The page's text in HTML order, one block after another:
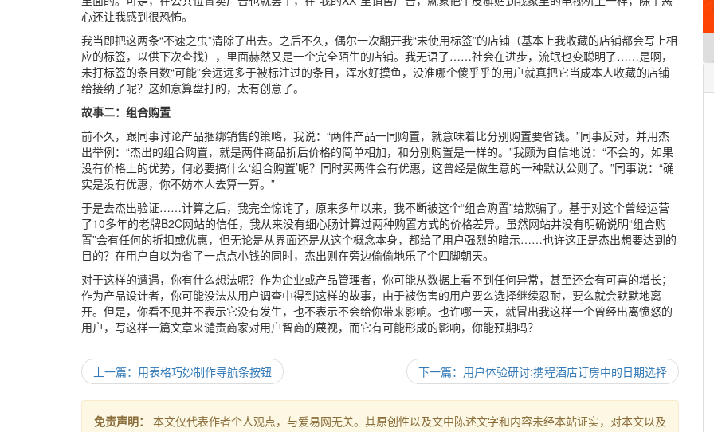
心还让我感到很恐怖。
我当即把这两条“不速之虫”清除了出去。之后不久，偶尔一次翻开我“未使用标签”的店铺（基本上我收藏的店铺都会写上相
应的标签，以供下次查找），里面赫然又是一个完全陌生的店铺。我无语了……社会在进步，流氓也变聪明了……是啊，
未打标签的条目数“可能”会远远多于被标注过的条目，浑水好摸鱼，没准哪个傻乎乎的用户就真把它当成本人收藏的店铺
给接纳了呢？这如意算盘打的，太有创意了。
故事二：组合购置
前不久，跟同事讨论产品捆绑销售的策略，我说：“两件产品一同购置，就意味着比分别购置要省钱。”同事反对，并用杰
出举例：“杰出的组合购置，就是两件商品折后价格的简单相加，和分别购置是一样的。”我颇为自信地说：“不会的，如果
没有价格上的优势，何必要搞什么‘组合购置’呢？同时买两件会有优惠，这曾经是做生意的一种默认公则了。”同事说：“确
实是没有优惠，你不妨本人去算一算。”
于是去杰出验证……计算之后，我完全惊诧了，原来多年以来，我不断被这个“组合购置”给欺骗了。基于对这个曾经运营
了10多年的老牌B2C网站的信任，我从来没有细心肠计算过两种购置方式的价格差异。虽然网站并没有明确说明“组合购
置”会有任何的折扣或优惠，但无论是从界面还是从这个概念本身，都给了用户强烈的暗示……也许这正是杰出想要达到的
目的？在用户自以为省了一点点小钱的同时，杰出则在旁边偷偷地乐了个四脚朝天。
对于这样的遭遇，你有什么想法呢？作为企业或产品管理者，你可能从数据上看不到任何异常，甚至还会有可喜的增长；
作为产品设计者，你可能没法从用户调查中得到这样的故事，由于被伤害的用户要么选择继续忍耐，要么就会默默地离
开。但是，你看不见并不表示它没有发生，也不表示不会给你带来影响。也许哪一天，就冒出我这样一个曾经出离愤怒的
用户，写这样一篇文章来谴责商家对用户智商的蔑视，而它有可能形成的影响，你能预期吗？
上一篇：用表格巧妙制作导航条按钮 下一篇：用户体验研讨:携程酒店订房中的日期选择
免责声明：
本文仅代表作者个人观点，与爱易网无关。其原创性以及文中陈述文字和内容未经本站证实，对本文以及